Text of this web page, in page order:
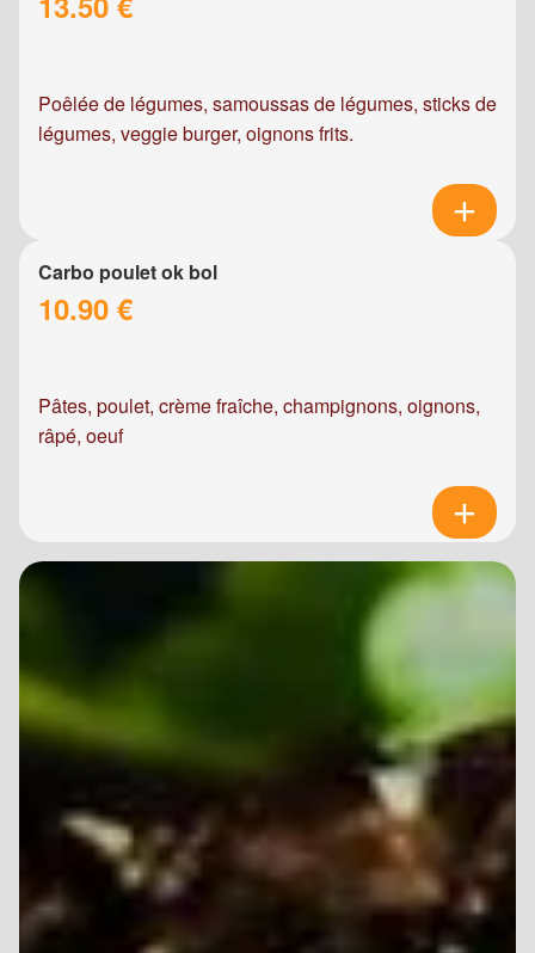
Poêlée de légumes, samoussas de légumes, sticks de
légumes, veggie burger, oignons frits.
Carbo poulet ok bol
10.90 €
Pâtes, poulet, crème fraîche, champignons, oignons,
râpé, oeuf